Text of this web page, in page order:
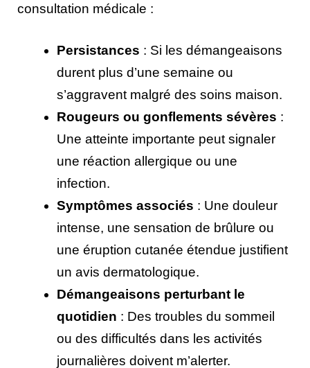
consultation médicale :
Persistances : Si les démangeaisons
durent plus d’une semaine ou
s’aggravent malgré des soins maison.
Rougeurs ou gonflements sévères :
Une atteinte importante peut signaler
une réaction allergique ou une
infection.
Symptômes associés : Une douleur
intense, une sensation de brûlure ou
une éruption cutanée étendue justifient
un avis dermatologique.
Démangeaisons perturbant le
quotidien : Des troubles du sommeil
ou des difficultés dans les activités
journalières doivent m’alerter.